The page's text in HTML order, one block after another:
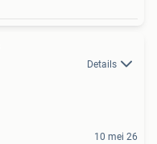
Details
10 mei 26